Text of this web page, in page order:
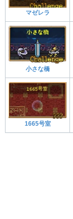
マゼレラ
小さな橋
1665号室